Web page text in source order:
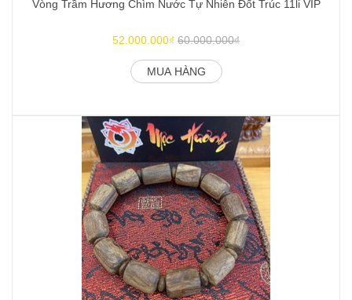
Vòng Trầm Hương Chìm Nước Tự Nhiên Đốt Trúc 11li VIP
52.000.000₫ 60.000.000₫
MUA HÀNG